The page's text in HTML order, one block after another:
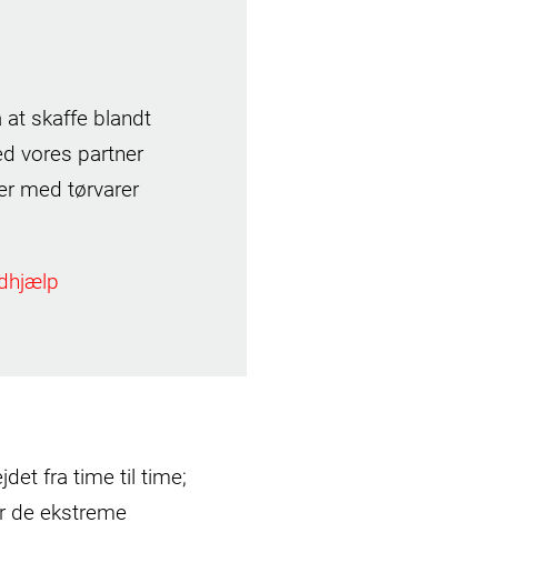
at skaffe blandt
vores partner
med tørvarer
fra time til time;
de ekstreme